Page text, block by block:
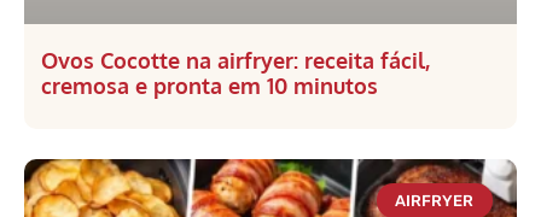
Ovos Cocotte na airfryer: receita fácil,
cremosa e pronta em 10 minutos
AIRFRYER